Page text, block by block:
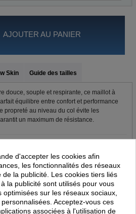
AJOUTER AU PANIER
Skin Guide des tailles
douce, souple et respirante, ce maillot à
équilibre entre confort et performance
propreté au niveau du col évite les
un maximum de résistance.
montées.
d'accepter les cookies afin
les fonctionnalités des réseaux
la publicité. Les cookies tiers liés
la publicité sont utilisés pour vous
sur les réseaux sociaux,
Acceptez-vous ces
associées à l'utilisation de